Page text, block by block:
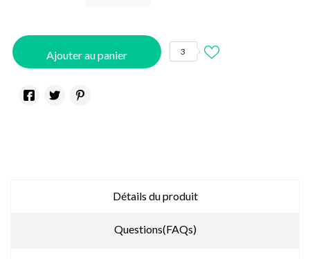
Ajouter au panier 3
Détails du produit
Questions(FAQs)